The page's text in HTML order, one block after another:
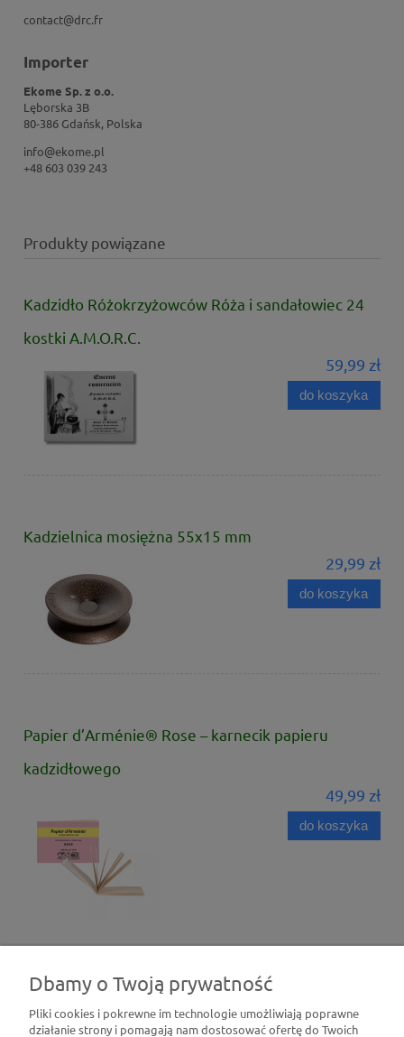
contact@drc.fr
Importer
Ekome Sp. z o.o.
Lęborska 3B
80-386 Gdańsk, Polska
info@ekome.pl
+48 603 039 243
Produkty powiązane
Kadzidło Różokrzyżowców Róża i sandałowiec 24
kostki A.M.O.R.C.
59,99 zł
do koszyka
Kadzielnica mosiężna 55x15 mm
29,99 zł
do koszyka
Papier d’Arménie® Rose – karnecik papieru
kadzidłowego
49,99 zł
do koszyka
Dbamy o Twoją prywatność
Pliki cookies i pokrewne im technologie umożliwiają poprawne
działanie strony i pomagają nam dostosować ofertę do Twoich